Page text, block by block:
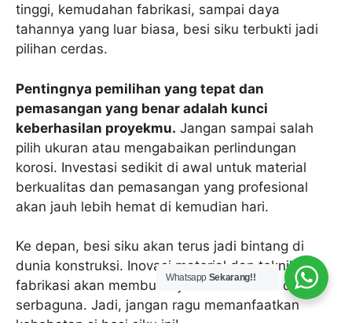
tinggi, kemudahan fabrikasi, sampai daya
tahannya yang luar biasa, besi siku terbukti jadi
pilihan cerdas.
Pentingnya pemilihan yang tepat dan
pemasangan yang benar adalah kunci
keberhasilan proyekmu. Jangan sampai salah
pilih ukuran atau mengabaikan perlindungan
korosi. Investasi sedikit di awal untuk material
berkualitas dan pemasangan yang profesional
akan jauh lebih hemat di kemudian hari.
Ke depan, besi siku akan terus jadi bintang di
dunia konstruksi. Inovasi material dan teknik
fabrikasi akan membuatnya makin efisien dan
serbaguna. Jadi, jangan ragu memanfaatkan
Whatsapp Sekarang!!